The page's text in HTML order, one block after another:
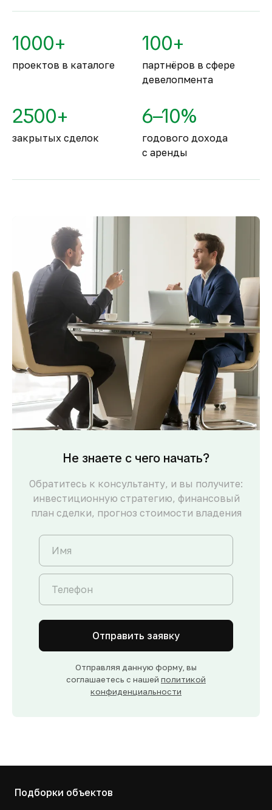
По уровню безопасности жизни
занимают второе место в мире.
1000+
проектов в каталоге
100+
партнёров в сфере
девелопмента
2500+
закрытых сделок
6–10%
годового дохода
с аренды
Не знаете с чего начать?
Обратитесь к консультанту, и вы получите:
инвестиционную стратегию, финансовый
план сделки, прогноз стоимости владения
Отправить заявку
Отправляя данную форму, вы
соглашаетесь с нашей политикой
конфиденциальности
Подборки объектов